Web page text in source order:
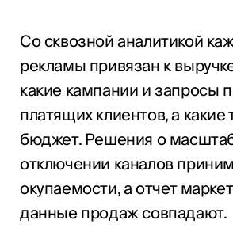
Со сквозной аналитикой
рекламы привязан к
какие кампании и запросы
платящих клиентов, а какие
бюджет. Решения о
отключении каналов
окупаемости, а отчет
данные продаж совпадают.